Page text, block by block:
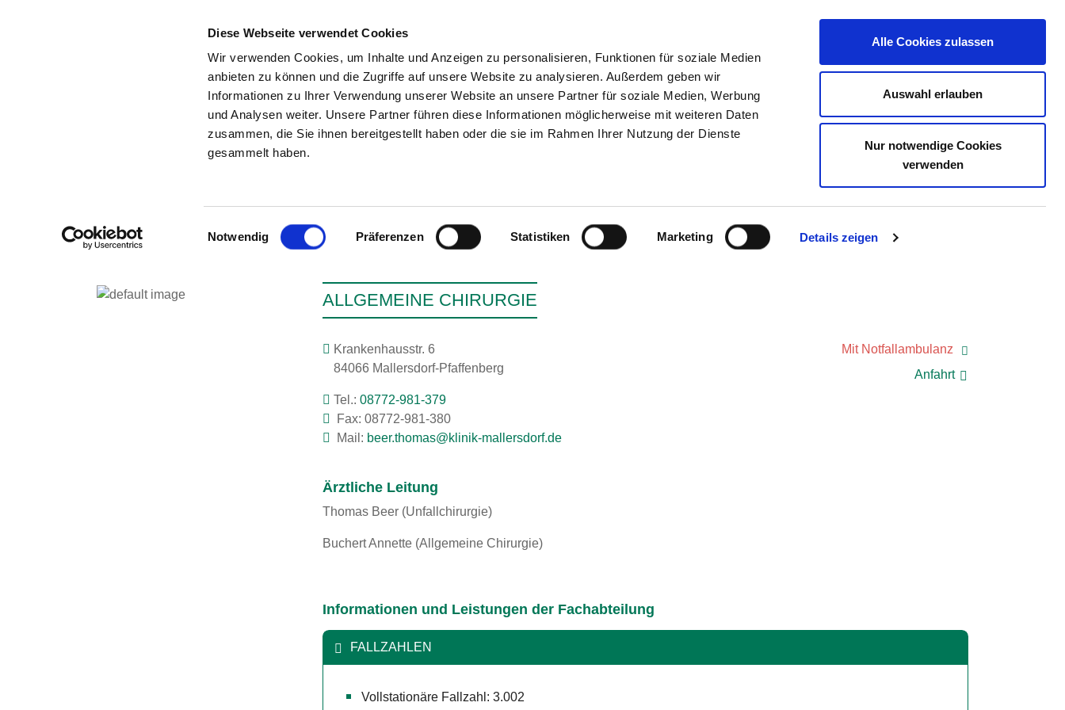
Diese Webseite verwendet Cookies
Wir verwenden Cookies, um Inhalte und Anzeigen zu personalisieren, Funktionen für soziale Medien
anbieten zu können und die Zugriffe auf unsere Website zu analysieren. Außerdem geben wir
Informationen zu Ihrer Verwendung unserer Website an unsere Partner für soziale Medien, Werbung
und Analysen weiter. Unsere Partner führen diese Informationen möglicherweise mit weiteren Daten
zusammen, die Sie ihnen bereitgestellt haben oder die sie im Rahmen Ihrer Nutzung der Dienste
gesammelt haben.
Einwilligungsauswahl
Notwendig Präferenzen Statistiken Marketing Details zeigen
Alle Cookies zulassen
Auswahl erlauben
Nur notwendige Cookies
verwenden
SUCHEN TIPPS & HILFE DAS VERZEICHNIS
Zur Krankenhaus-Startseite
ALLGEMEINE CHIRURGIE
Krankenhausstr. 6
84066 Mallersdorf-Pfaffenberg
Tel.: 08772-981-379
Fax: 08772-981-380
Mail: ed.frodsrellam-kinilk@samoht.reeb
Mit Notfallambulanz
Anfahrt
Ärztliche Leitung
Thomas Beer (Unfallchirurgie)
Buchert Annette (Allgemeine Chirurgie)
Informationen und Leistungen der Fachabteilung
FALLZAHLEN
Vollstationäre Fallzahl: 3.002